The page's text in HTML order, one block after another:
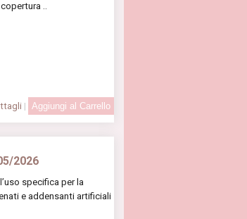
..
|
2026
specifica per la
e addensanti artificiali